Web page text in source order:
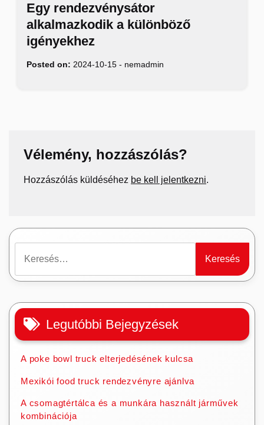
Egy rendezvénysátor
alkalmazkodik a különböző
igényekhez
Posted on: 2024-10-15 - nemadmin
Vélemény, hozzászólás?
Hozzászólás küldéséhez be kell jelentkezni.
Legutóbbi Bejegyzések
A poke bowl truck elterjedésének kulcsa
Mexikói food truck rendezvényre ajánlva
A csomagtértálca és a munkára használt járművek
kombinációja